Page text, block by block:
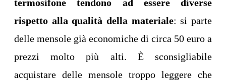
termosifone tendono ad essere diverse
rispetto alla qualità della materiale: si parte
delle mensole già economiche di circa 50 euro a
prezzi molto più alti. È sconsigliabile
acquistare delle mensole troppo leggere che